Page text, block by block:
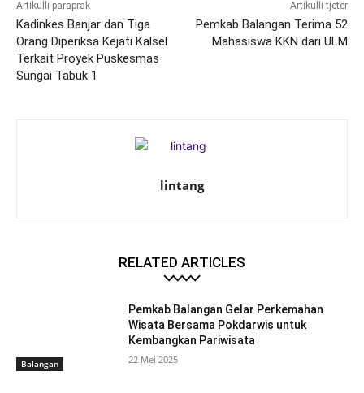
Artikulli paraprak
Kadinkes Banjar dan Tiga
Orang Diperiksa Kejati Kalsel
Terkait Proyek Puskesmas
Sungai Tabuk 1
Artikulli tjetër
Pemkab Balangan Terima 52
Mahasiswa KKN dari ULM
lintang
RELATED ARTICLES
Balangan
Pemkab Balangan Gelar Perkemahan
Wisata Bersama Pokdarwis untuk
Kembangkan Pariwisata
22 Mei 2025